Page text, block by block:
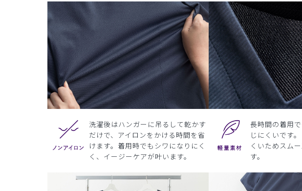
洗濯後はハンガーに吊るして乾かす
だけで、アイロンをかける時間を省
けます。着用時でもシワになりにく
く、イージーケアが叶います。
長時間の着用
じにくいです
くいためスム
す。